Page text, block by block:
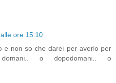
ore 15:10
e non so che darei per averlo per
o dopodomani.. o